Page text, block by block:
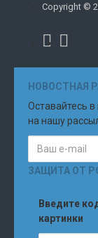
Copyright ©
НОВОСТНАЯ
Оставайтесь
на нашу
ЗАЩИТА ОТ
Введите
картинки